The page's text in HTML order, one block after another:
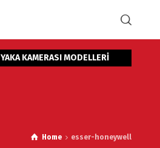
YAKA KAMERASI MODELLERİ
Home esser-honeywell